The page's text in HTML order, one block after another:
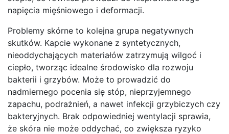
napięcia mięśniowego i deformacji.
Problemy skórne to kolejna grupa negatywnych
skutków. Kapcie wykonane z syntetycznych,
nieoddychających materiałów zatrzymują wilgoć i
ciepło, tworząc idealne środowisko dla rozwoju
bakterii i grzybów. Może to prowadzić do
nadmiernego pocenia się stóp, nieprzyjemnego
zapachu, podrażnień, a nawet infekcji grzybiczych czy
bakteryjnych. Brak odpowiedniej wentylacji sprawia,
że skóra nie może oddychać, co zwiększa ryzyko